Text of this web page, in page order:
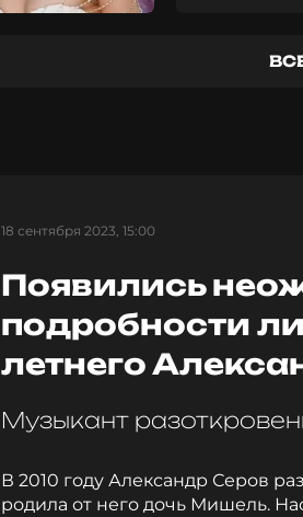
18 сентября 2023, 15:00
Появились
подробности
летнего
Музыкант
В 2010 году Александр Серов
родила от него дочь Мишель.